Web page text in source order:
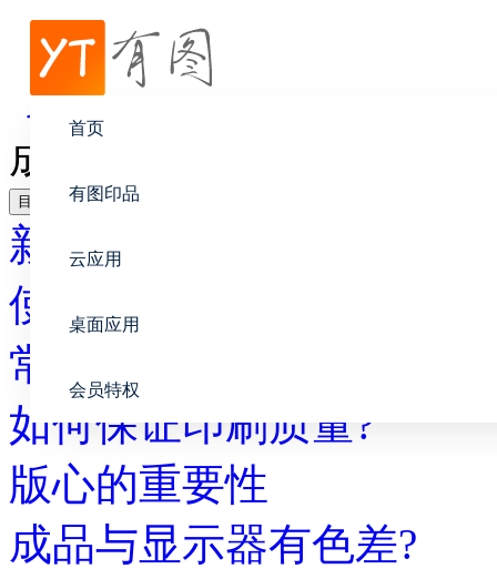
首页
有图印品
云应用
桌面应用
会员特权
帮助中心
常见问题
成品与显示器有色差?
目录
新手上路
使用教程
常见问题
如何保证印刷质量?
版心的重要性
成品与显示器有色差?